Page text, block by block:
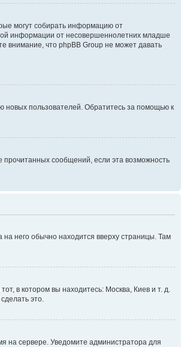
могут собирать информацию от
информации от несовершеннолетних младше
внимание, что phpBB Group не может давать
новых пользователей. Обратитесь за помощью к
прочитанных сообщений, если эта возможность
на него обычно находится вверху страницы. Там
в котором вы находитесь: Москва, Киев и т. д.
это.
на сервере. Уведомите администратора для